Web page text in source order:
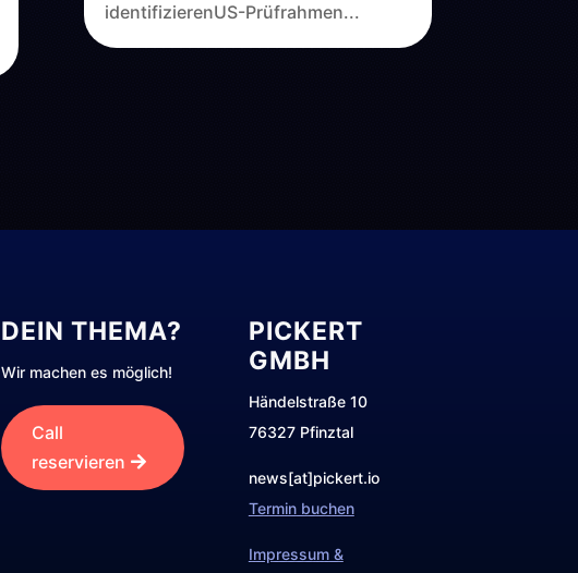
identifizierenUS-Prüfrahmen...
DEIN THEMA?
Wir machen es möglich!
Call
reservieren
PICKERT
GMBH
Händelstraße 10
76327 Pfinztal
news[at]pickert.io
Termin buchen
Impressum &